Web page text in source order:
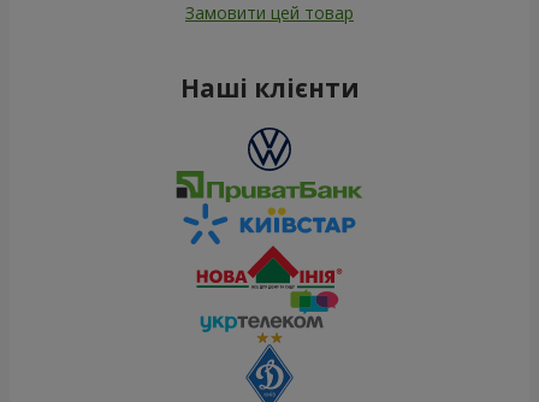
Замовити цей товар
Наші клієнти